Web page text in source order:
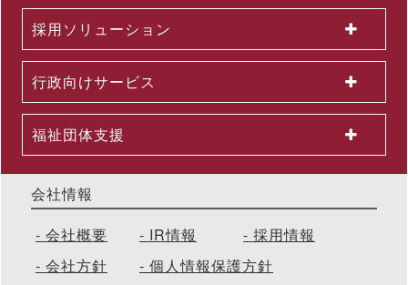
採用ソリューション
行政向けサービス
福祉団体支援
会社情報
会社概要
IR情報
採用情報
会社方針
個人情報保護方針